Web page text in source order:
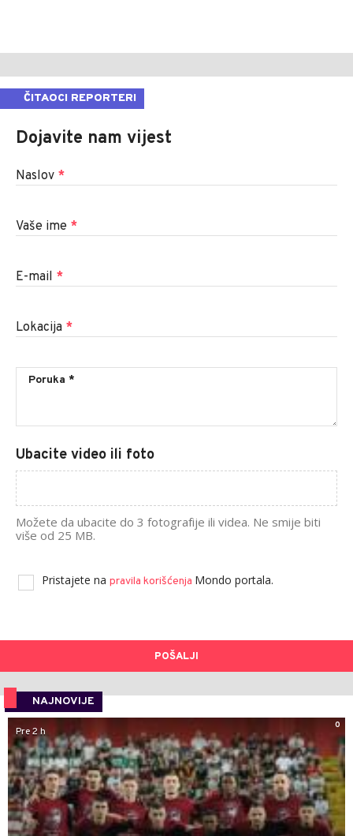
ČITAOCI REPORTERI
Dojavite nam vijest
Naslov *
Vaše ime *
E-mail *
Lokacija *
Ubacite video ili foto
Možete da ubacite do 3 fotografije ili videa. Ne smije biti
više od 25 MB.
Pristajete na pravila korišćenja Mondo portala.
POŠALJI
NAJNOVIJE
0
Pre 2 h